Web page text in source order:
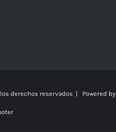
derechos reservados | Powered by